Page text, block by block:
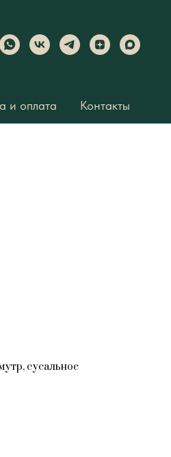
и оплата Контакты
сусальное